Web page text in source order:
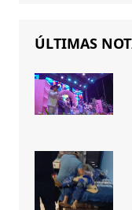
ÚLTIMAS